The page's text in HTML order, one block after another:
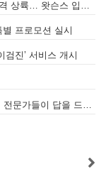
프로모션 실시
진’ 서비스 개시